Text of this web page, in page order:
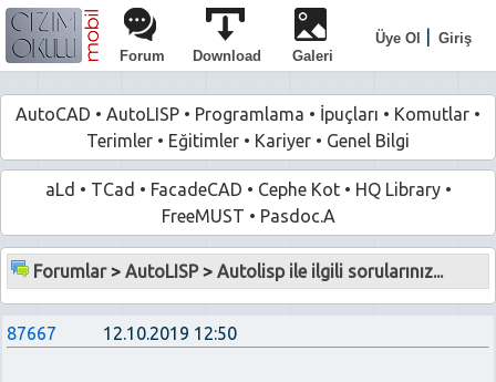
Üye Ol
Giriş
Forum
Download Galeri
AutoCAD • AutoLISP • Programlama • İpuçları • Komutlar •
Terimler • Eğitimler • Kariyer • Genel Bilgi
aLd • TCad • FacadeCAD • Cephe Kot• HQ Library•
FreeMUST • Pasdoc.A
Forumlar>AutoLISP>Autolisp ile ilgili sorularınız...
87667 12.10.2019 12:50